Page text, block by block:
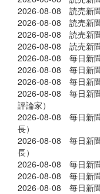
2026-08-08 読売新
2026-08-08 読売新
2026-08-08 読売新
2026-08-08 読売新
2026-08-08 毎日新
2026-08-08 毎日新
2026-08-08 毎日新
2026-08-08 毎日新
評論家）
2026-08-08 毎日新
長）
2026-08-08 毎日新
長）
2026-08-08 毎日新
2026-08-08 毎日新
2026-08-08 毎日新